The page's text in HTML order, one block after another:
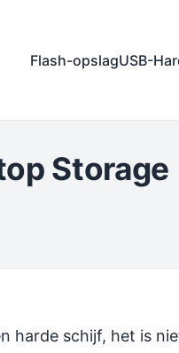
Flash-opslagUSB-
Storage
harde schijf, het is